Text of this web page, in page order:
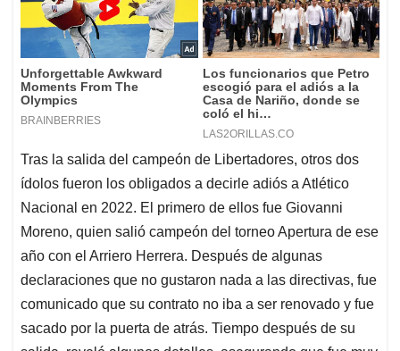
Tras la salida del campeón de Libertadores, otros dos
ídolos fueron los obligados a decirle adiós a Atlético
Nacional en 2022. El primero de ellos fue Giovanni
Moreno, quien salió campeón del torneo Apertura de ese
año con el Arriero Herrera. Después de algunas
declaraciones que no gustaron nada a las directivas, fue
comunicado que su contrato no iba a ser renovado y fue
sacado por la puerta de atrás. Tiempo después de su